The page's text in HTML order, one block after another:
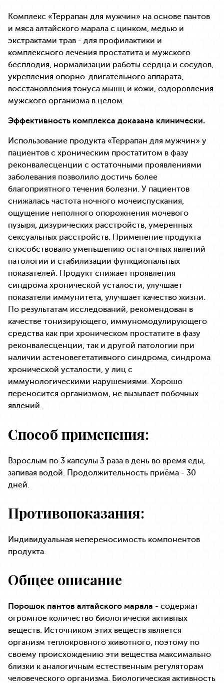
Комплекс «Террапан для мужчин» на основе пантов
и мяса алтайского марала с цинком, медью и
экстрактами трав - для профилактики и
комплексного лечения простатита и мужского
бесплодия, нормализации работы сердца и сосудов,
укрепления опорно-двигательного аппарата,
восстановления тонуса мышц и кожи, оздоровления
мужского организма в целом.
Эффективность комплекса доказана клинически.
Использование продукта «Террапан для мужчин» у
пациентов с хроническим простатитом в фазу
реконвалесценции с остаточными проявлениями
заболевания позволило достичь более
благоприятного течения болезни. У пациентов
снижалась частота ночного мочеиспускания,
ощущение неполного опорожнения мочевого
пузыря, дизурических расстройств, умеренных
сексуальных расстройств. Применение продукта
способствовало уменьшению остаточных явлений
патологии и стабилизации функциональных
показателей. Продукт снижает проявления
синдрома хронической усталости, улучшает
показатели иммунитета, улучшает качество жизни.
По результатам исследований, рекомендован в
качестве тонизирующего, иммуномодулирующего
средства как при хроническом простатите в фазу
реконвалесценции, так и другой патологии при
наличии астеновегетативного синдрома, синдрома
хронической усталости, у лиц с
иммунологическими нарушениями. Хорошо
переносится организмом, не вызывает побочных
явлений.
Способ применения:
Взрослым по 3 капсулы 3 раза в день во время еды,
запивая водой. Продолжительность приёма - 30
дней.
Противопоказания:
Индивидуальная непереносимость компонентов
продукта.
Общее описание
Порошок пантов алтайского марала - содержат
огромное количество биологически активных
веществ. Источником этих веществ является
организм теплокровного животного, поэтому по
своему происхождению эти вещества максимально
близки к аналогичным естественным регуляторам
человеческого организма. Биологическая активность